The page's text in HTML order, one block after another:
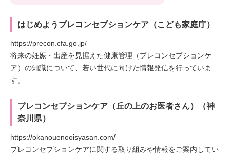
はじめようプレコンセプションケア（こども家庭庁）
https://precon.cfa.go.jp/
将来の妊娠・出産を見据えた健康管理（プレコンセプションケ
ア）の知識について、若い世代に向けた情報発信を行っていま
す。
プレコンセプションケア（丘の上のお医者さん）（神
奈川県）
https://okanouenooisyasan.com/
プレコンセプションケアに関する取り組みや情報をご案内してい